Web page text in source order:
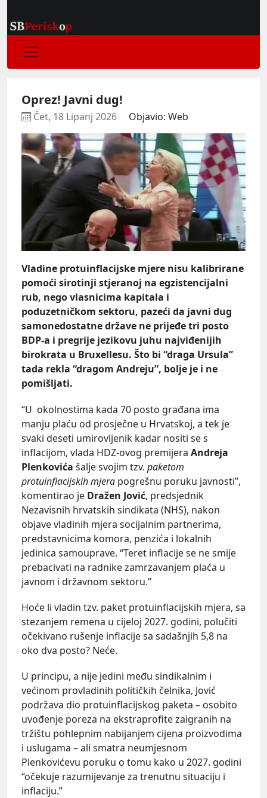
Oprez! Javni dug!
Čet, 18 Lipanj 2026 Objavio: Web
Vladine protuinflacijske mjere nisu kalibrirane
pomoći sirotinji stjeranoj na egzistencijalni
rub, nego vlasnicima kapitala i
poduzetničkom sektoru, pazeći da javni dug
samonedostatne države ne prijeđe tri posto
BDP-a i pregrije jezikovu juhu najviđenijih
birokrata u Bruxellesu. Što bi “draga Ursula”
tada rekla “dragom Andreju”, bolje je i ne
pomišljati.
“U okolnostima kada 70 posto građana ima
manju plaću od prosječne u Hrvatskoj, a tek je
svaki deseti umirovljenik kadar nositi se s
inflacijom, vlada HDZ-ovog premijera Andreja
Plenkovića šalje svojim tzv. paketom
protuinflacijskih mjera pogrešnu poruku javnosti”,
komentirao je Dražen Jović, predsjednik
Nezavisnih hrvatskih sindikata (NHS), nakon
objave vladinih mjera socijalnim partnerima,
predstavnicima komora, penzića i lokalnih
jedinica samouprave. “Teret inflacije se ne smije
prebacivati na radnike zamrzavanjem plaća u
javnom i državnom sektoru.”
Hoće li vladin tzv. paket protuinflacijskih mjera, sa
stezanjem remena u cijeloj 2027. godini, polučiti
očekivano rušenje inflacije sa sadašnjih 5,8 na
oko dva posto? Neće.
U principu, a nije jedini među sindikalnim i
većinom provladinih političkih čelnika, Jović
podržava dio protuinflacijskog paketa – osobito
uvođenje poreza na ekstraprofite zaigranih na
tržištu pohlepnim nabijanjem cijena proizvodima
i uslugama – ali smatra neumjesnom
Plenkovićevu poruku o tomu kako u 2027. godini
“očekuje razumijevanje za trenutnu situaciju i
inflaciju.”